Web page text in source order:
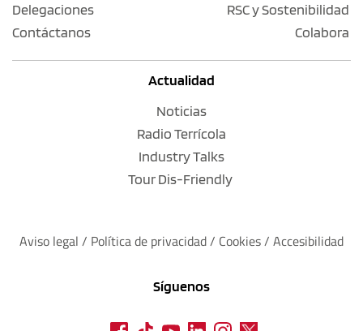
Delegaciones
Contáctanos
RSC y Sostenibilidad
Colabora
Actualidad
Noticias
Radio Terrícola
Industry Talks
Tour Dis-Friendly
Aviso legal / Política de privacidad / Cookies / Accesibilidad
Síguenos